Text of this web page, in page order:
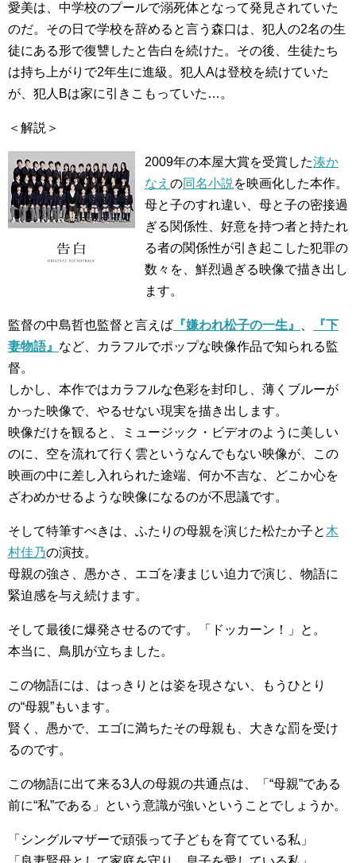
愛美は、中学校のプールで溺死体となって発見されていた
のだ。その日で学校を辞めると言う森口は、犯人の2名の生
徒にある形で復讐したと告白を続けた。その後、生徒たち
は持ち上がりで2年生に進級。犯人Aは登校を続けていた
が、犯人Bは家に引きこもっていた…。
＜解説＞
2009年の本屋大賞を受賞した湊か
なえ の同名小説 を映画化した本作。
母と子のすれ違い、母と子の密接過
ぎる関係性、好意を持つ者と持たれ
る者の関係性が引き起こした犯罪の
数々を、鮮烈過ぎる映像で描き出し
ます。
監督の中島哲也監督と言えば 『嫌われ松子の一生』
『下
妻物語』 など、カラフルでポップな映像作品で知られる監
督。
しかし、本作ではカラフルな色彩を封印し、薄くブルーが
かった映像で、やるせない現実を描き出します。
映像だけを観ると、ミュージック・ビデオのように美しい
のに、空を流れて行く雲というなんでもない映像が、この
映画の中に差し入れられた途端、何か不吉な、どこか心を
ざわめかせるような映像になるのが不思議です。
そして特筆すべきは、ふたりの母親を演じた松たか子と 木
村佳乃の演技。
母親の強さ、愚かさ、エゴを凄まじい迫力で演じ、物語に
緊迫感を与え続けます。
そして最後に爆発させるのです。「ドッカーン！」と。
本当に、鳥肌が立ちました。
この物語には、はっきりとは姿を現さない、もうひとり
の“母親”もいます。
賢く、愚かで、エゴに満ちたその母親も、大きな罰を受け
るのです。
この物語に出て来る3人の母親の共通点は、「“母親”である
前に“私”である」という意識が強いということでしょうか。
「シングルマザーで頑張って子どもを育てている私」